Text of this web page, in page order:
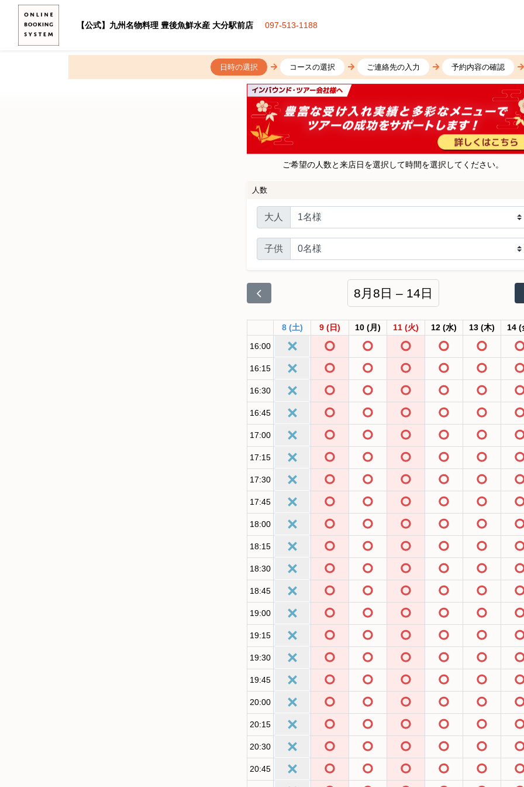
【公式】九州名物料理 豊後魚鮮水産 大分駅前店 097-513-1188
日時の選択 コースの選択 ご連絡先の入力 予約内容の確認
ご希望の人数と来店日を選択して時間を選択してください。
人数
大人
子供
8月8日 – 14日
8 (土) 9 (日) 10 (月) 11 (火) 12 (水) 13 (木) 14 (
16:00
16:15
16:30
16:45
17:00
17:15
17:30
17:45
18:00
18:15
18:30
18:45
19:00
19:15
19:30
19:45
20:00
20:15
20:30
20:45